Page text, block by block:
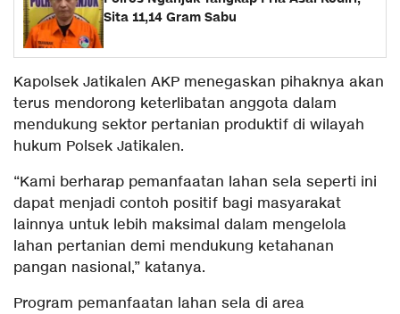
Sita 11,14 Gram Sabu
Kapolsek Jatikalen AKP menegaskan pihaknya akan
terus mendorong keterlibatan anggota dalam
mendukung sektor pertanian produktif di wilayah
hukum Polsek Jatikalen.
“Kami berharap pemanfaatan lahan sela seperti ini
dapat menjadi contoh positif bagi masyarakat
lainnya untuk lebih maksimal dalam mengelola
lahan pertanian demi mendukung ketahanan
pangan nasional,” katanya.
Program pemanfaatan lahan sela di area